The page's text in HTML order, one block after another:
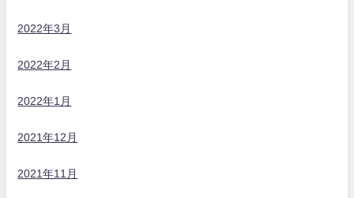
2022年3月
2022年2月
2022年1月
2021年12月
2021年11月